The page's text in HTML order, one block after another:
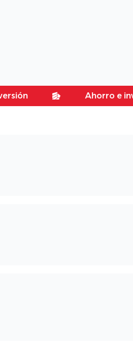
Ahorro e inversión